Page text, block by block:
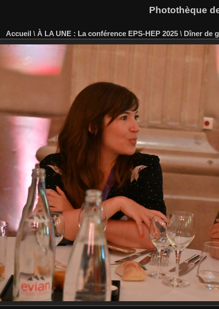
Photothèque
Accueil \ À LA UNE : La conférence EPS-HEP 2025 \ Dîner de